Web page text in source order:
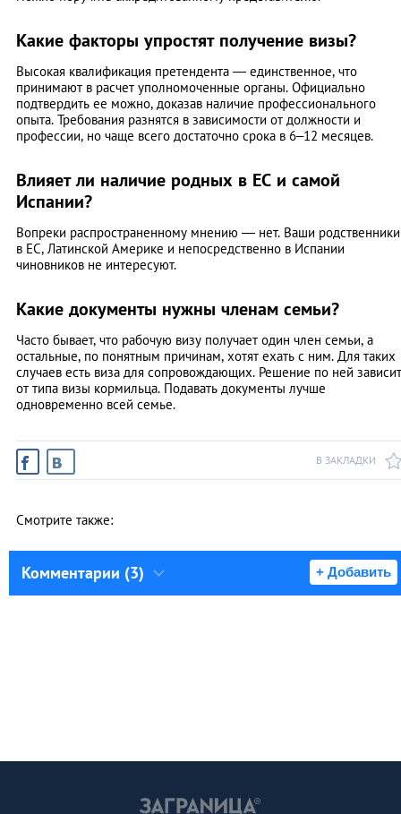
Какие факторы упростят получение визы?
Высокая квалификация претендента — единственное, что
принимают в расчет уполномоченные органы. Официально
подтвердить ее можно, доказав наличие профессионального
опыта. Требования разнятся в зависимости от должности и
профессии, но чаще всего достаточно срока в 6–12 месяцев.
Влияет ли наличие родных в ЕС и самой
Испании?
Вопреки распространенному мнению ― нет. Ваши родственники
в ЕС, Латинской Америке и непосредственно в Испании
чиновников не интересуют.
Какие документы нужны членам семьи?
Часто бывает, что рабочую визу получает один член семьи, а
остальные, по понятным причинам, хотят ехать с ним. Для таких
случаев есть виза для сопровождающих. Решение по ней зависит
от типа визы кормильца. Подавать документы лучше
одновременно всей семье.
В ЗАКЛАДКИ
Смотрите также:
Комментарии (3) + Добавить